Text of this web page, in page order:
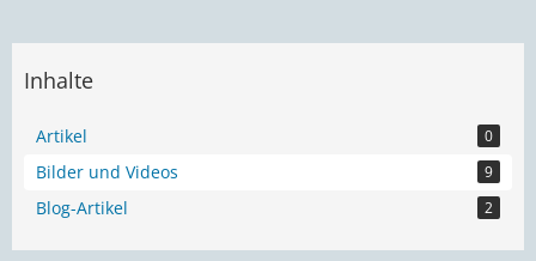
Inhalte
Artikel 0
Bilder und Videos 9
Blog-Artikel 2